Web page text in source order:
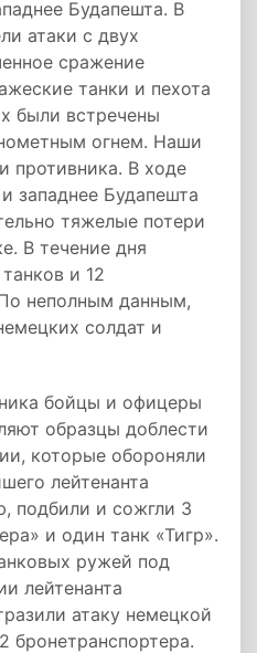
Будапешта. В
атаки с двух
сражение
танки и пехота
были встречены
огнем. Наши
противника. В ходе
западнее Будапешта
тяжелые потери
В течение дня
и 12
неполным данным,
солдат и
бойцы и офицеры
образцы доблести
которые обороняли
лейтенанта
подбили и сожгли 3
и один танк «Тигр».
ружей под
лейтенанта
атаку немецкой
бронетранспортера.